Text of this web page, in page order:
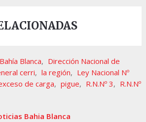
Blanca, Dirección Nacional de
cerri, la región, Ley Nacional Nº
de carga, pigue, R.N.Nº 3, R.N.Nº
Bahia Blanca